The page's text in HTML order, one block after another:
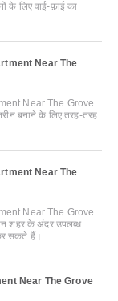
के लिए वाई-फ़ाई का
Near The
Near The Grove
बनाने के लिए तरह-तरह
Near The
Near The Grove
शहर के अंदर उपलब्ध
सकते हैं।
Near The Grove